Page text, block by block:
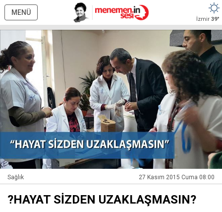
MENÜ
İzmir 39°
Sağlık 27 Kasım 2015 Cuma 08:00
?HAYAT SİZDEN UZAKLAŞMASIN?